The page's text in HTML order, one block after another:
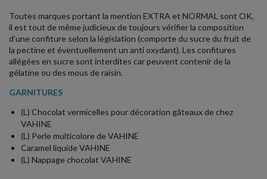
Toutes marques portant la mention EXTRA et NORMAL sont OK,
il est tout de même judicieux de toujours vérifier la composition
d’une confiture selon la législation (comporte du sucre du fruit de
la pectine et éventuellement un anti oxydant). Les confitures
allégées en sucre sont interdites car peuvent contenir de la
gélatine ou des mous de raisin.
GARNITURES
(L) Chocolat vermicelles pour décoration gâteaux de chez
VAHINE
(L) Perle multicolore de VAHINE
Caramel liquide VAHINE
(L) Nappage chocolat VAHINE